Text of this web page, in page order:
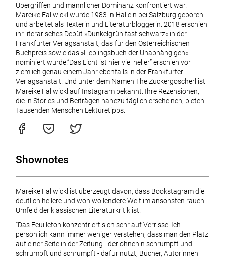
Übergriffen und männlicher Dominanz konfrontiert war.
Mareike Fallwickl wurde 1983 in Hallein bei Salzburg geboren
und arbeitet als Texterin und Literaturbloggerin. 2018 erschien
ihr literarisches Debüt »Dunkelgrün fast schwarz« in der
Frankfurter Verlagsanstalt, das für den Österreichischen
Buchpreis sowie das »Lieblingsbuch der Unabhängigen«
nominiert wurde.”Das Licht ist hier viel heller” erschien vor
ziemlich genau einem Jahr ebenfalls in der Frankfurter
Verlagsanstalt. Und unter dem Namen The Zuckergoscherl ist
Mareike Fallwickl auf Instagram bekannt. Ihre Rezensionen,
die in Stories und Beiträgen nahezu täglich erscheinen, bieten
Tausenden Menschen Lektüretipps.
Shownotes
Mareike Fallwickl ist überzeugt davon, dass Bookstagram die
deutlich heilere und wohlwollendere Welt im ansonsten rauen
Umfeld der klassischen Literaturkritik ist.
“Das Feuilleton konzentriert sich sehr auf Verrisse. Ich
persönlich kann immer weniger verstehen, dass man den Platz
auf einer Seite in der Zeitung - der ohnehin schrumpft und
schrumpft und schrumpft - dafür nutzt, Bücher, Autorinnen